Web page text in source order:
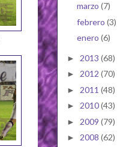
marzo (7)
febrero (3)
enero (6)
► 2013 (68)
► 2012 (70)
► 2011 (48)
► 2010(43)
► 2009 (79)
► 2008 (62)